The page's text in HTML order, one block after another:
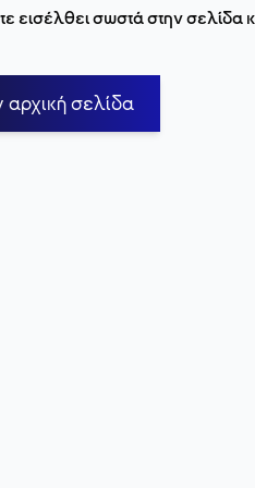
εισέλθει σωστά στην σελίδα
αρχική σελίδα